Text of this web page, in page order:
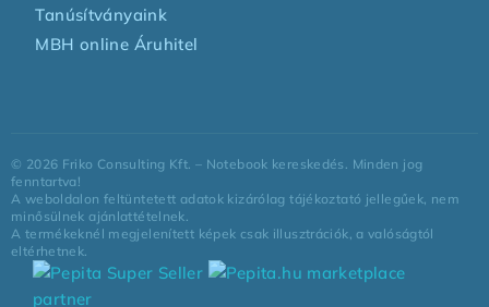
Tanúsítványaink
MBH online Áruhitel
© 2026 Friko Consulting Kft. – Notebook kereskedés. Minden jog
fenntartva!
A weboldalon feltüntetett adatok kizárólag tájékoztató jellegűek, nem
minősülnek ajánlattételnek.
A termékeknél megjelenített képek csak illusztrációk, a valóságtól
eltérhetnek.
marketplace
partner